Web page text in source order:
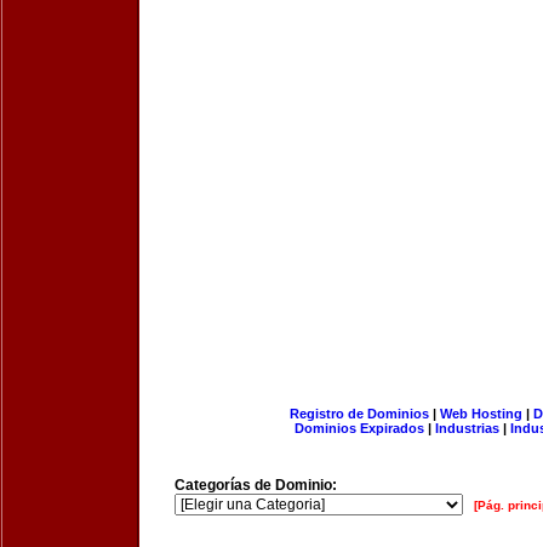
Registro de Dominios| Web Hosting |
Dominios Expirados | Industrias |
Categorías de Dominio:
[Pág.